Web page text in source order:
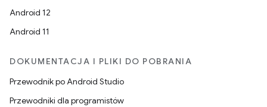
Android 12
Android 11
DOKUMENTACJA I PLIKI DO POBRANIA
Przewodnik po Android Studio
Przewodniki dla programistów